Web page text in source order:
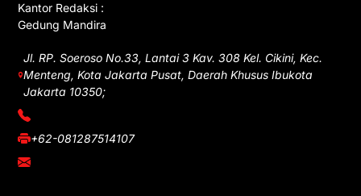
Kantor Redaksi :
Gedung Mandira
Jl. RP. Soeroso No.33, Lantai 3 Kav. 308 Kel. Cikini, Kec.
Menteng, Kota Jakarta Pusat, Daerah Khusus Ibukota
Jakarta 10350;
(021) 3908026
+62-081287514107
adm@iawnews.com